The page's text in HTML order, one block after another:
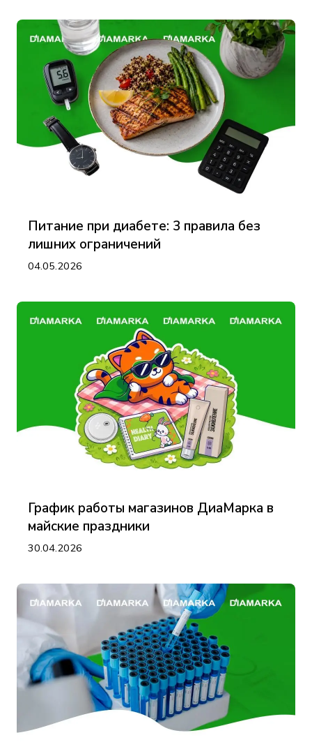
Питание при диабете: 3 правила без
лишних ограничений
04.05.2026
График работы магазинов ДиаМарка в
майские праздники
30.04.2026